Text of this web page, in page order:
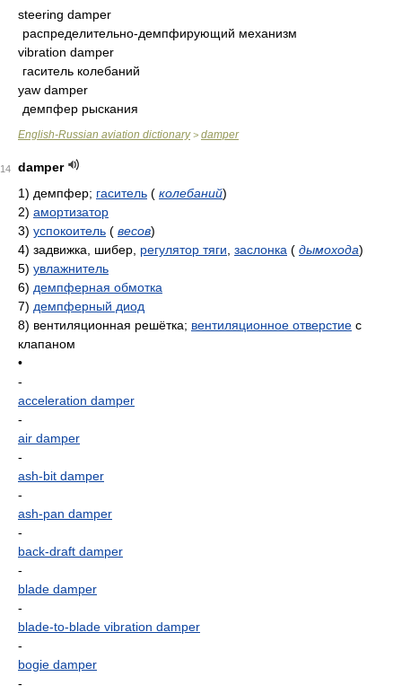
steering damper
распределительно-демпфирующий механизм
vibration damper
гаситель колебаний
yaw damper
демпфер рыскания
English-Russian aviation dictionary> damper
14
damper
1) демпфер; гаситель ( колебаний)
2) амортизатор
3) успокоитель ( весов)
4) задвижка, шибер, регулятор тяги заслонка ( дымохода)
5) увлажнитель
6) демпферная обмотка
7) демпферный диод
8) вентиляционная решётка; вентиляционное отверстие с
клапаном
•
-
acceleration damper
-
air damper
-
ash-bit damper
-
ash-pan damper
-
back-draft damper
-
blade damper
-
blade-to-blade vibration damper
-
bogie damper
-